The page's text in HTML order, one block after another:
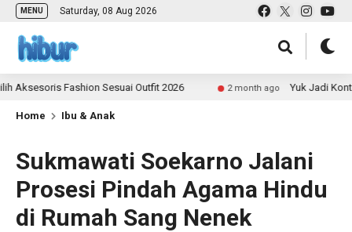
MENU Saturday, 08 Aug 2026
Fashion Sesuai Outfit 2026 2 month ago Yuk Jadi Kontributor
Home Ibu & Anak
Sukmawati Soekarno Jalani
Prosesi Pindah Agama Hindu
di Rumah Sang Nenek